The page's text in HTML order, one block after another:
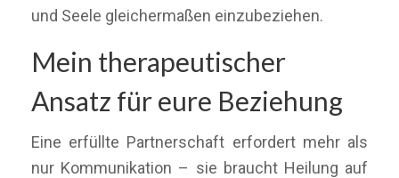
und Seele gleichermaßen einzubeziehen.
Mein therapeutischer
Ansatz für eure Beziehung
Eine erfüllte Partnerschaft erfordert mehr als
nur Kommunikation – sie braucht Heilung auf